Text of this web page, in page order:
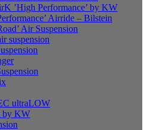
’High Performance’ by KW
Airride – Bilstein
Air Suspension
suspension
ultraLOW
by KW